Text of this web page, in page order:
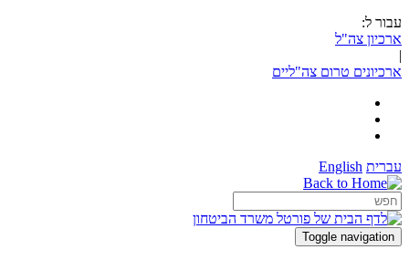
עבור ל:
ארכיון צה"ל
|
ארכיונים טרום צה"ליים
עברית English
Toggle navigation